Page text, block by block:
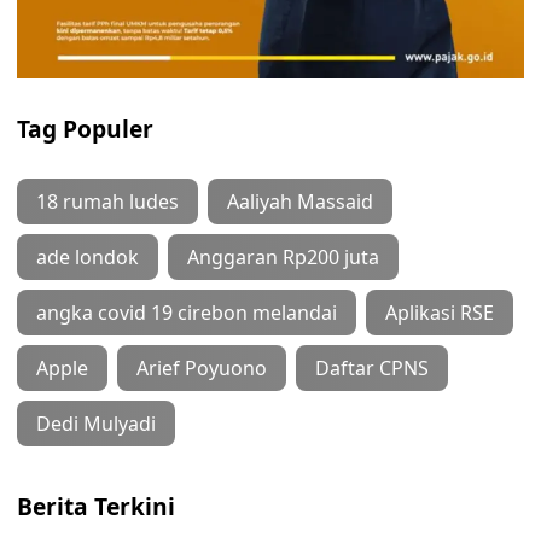
Tag Populer
18 rumah ludes Aaliyah Massaid
ade londok Anggaran Rp200 juta
angka covid 19 cirebon melandai Aplikasi RSE
Apple Arief Poyuono Daftar CPNS
Dedi Mulyadi
Berita Terkini